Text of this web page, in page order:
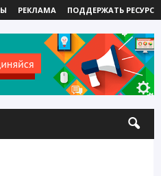
РЕКЛАМА ПОДДЕРЖАТЬ РЕСУРС